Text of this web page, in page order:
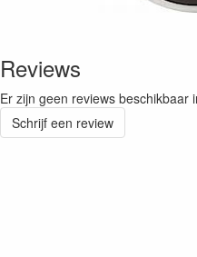
Reviews
Er zijn geen reviews beschikbaar
Schrijf een review